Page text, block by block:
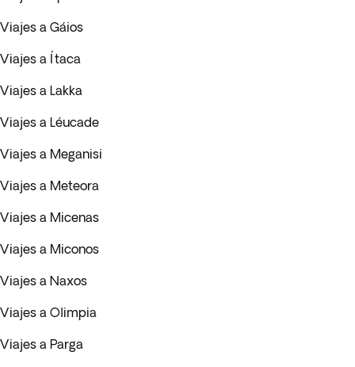
Viajes a Gáios
Viajes a Ítaca
Viajes a Lakka
Viajes a Léucade
Viajes a Meganisi
Viajes a Meteora
Viajes a Micenas
Viajes a Miconos
Viajes a Naxos
Viajes a Olimpia
Viajes a Parga